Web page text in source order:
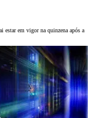
estar em vigor na quinzena após a